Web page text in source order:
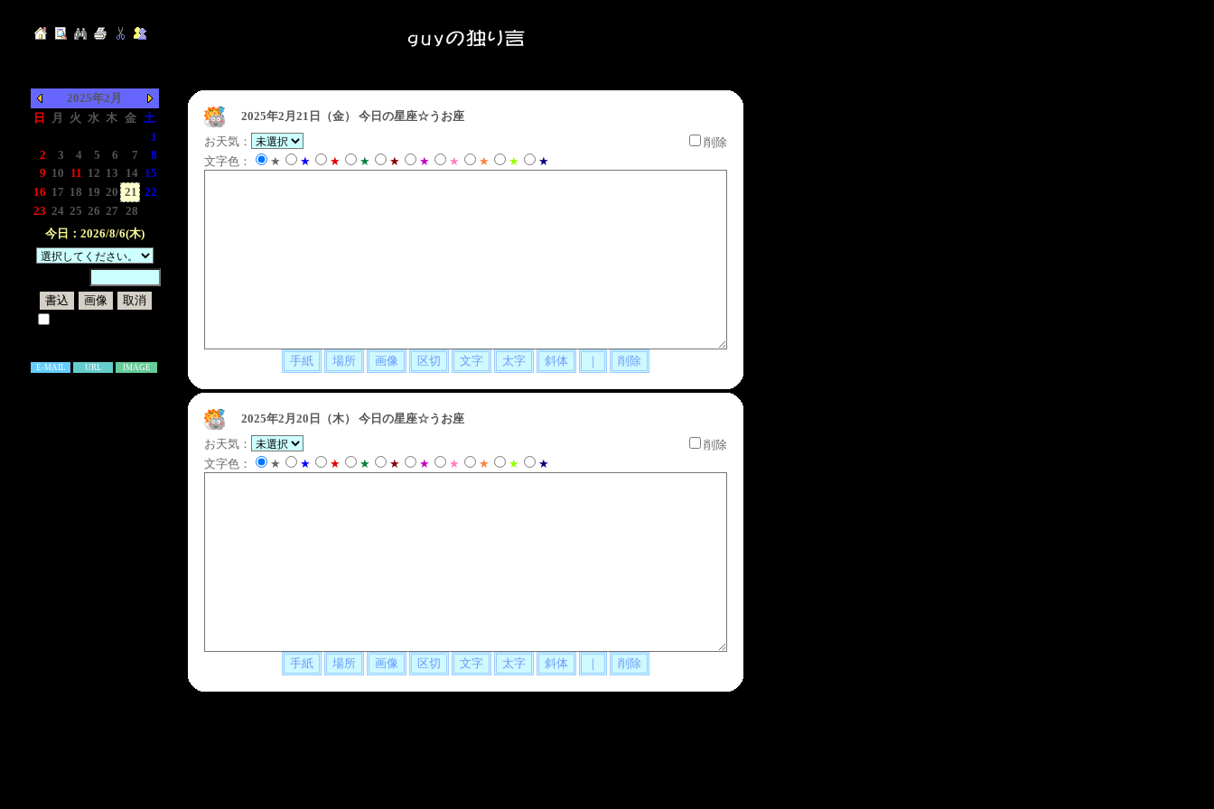
2025年2月
日
月 火 水 木 金 土
1
2
3 4 5 6 7
8
9 10 11 12 13 14 15
16 17 18 19 20 21 22
23 24 25 26 27 28
今日：2026/8/6(木)
E-MAIL URL IMAGE
2025年2月21日（金）
今日の星座☆うお座
お天気：
削除
文字色：
★ ★ ★ ★ ★ ★ ★ ★ ★ ★
2025年2月20日（木）
今日の星座☆うお座
お天気：
削除
文字色：
★ ★ ★ ★ ★ ★ ★ ★ ★ ★